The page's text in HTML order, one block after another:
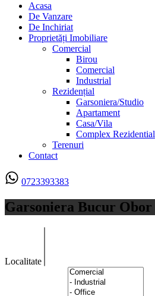
Acasa
De Vanzare
De Inchiriat
Proprietăți Imobiliare
Comercial
Birou
Comercial
Industrial
Rezidențial
Garsoniera/Studio
Apartament
Casa/Vila
Complex Rezidential
Terenuri
Contact
0723393383
Garsoniera Bucur Obor
Localitate